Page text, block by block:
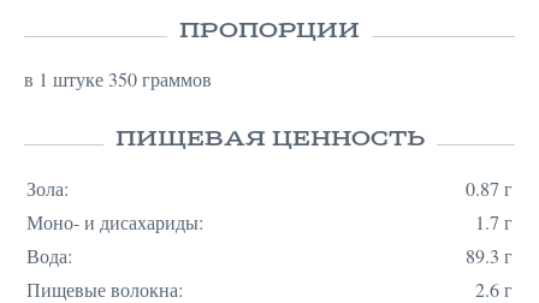
ПРОПОРЦИИ
в 1 штуке 350 граммов
ПИЩЕВАЯ ЦЕННОСТЬ
Зола:
0.87 г
Моно- и дисахариды:
1.7 г
Вода:
89.3 г
Пищевые волокна:
2.6 г